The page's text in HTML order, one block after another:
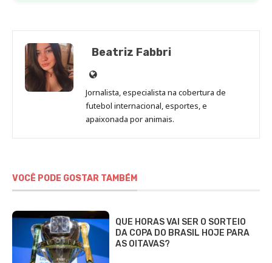
Beatriz Fabbri
Site
de
Beatriz
Fabbri
Jornalista, especialista na cobertura de
futebol internacional, esportes, e
apaixonada por animais.
VOCÊ PODE GOSTAR TAMBÉM
QUE HORAS VAI SER O SORTEIO
DA COPA DO BRASIL HOJE PARA
AS OITAVAS?